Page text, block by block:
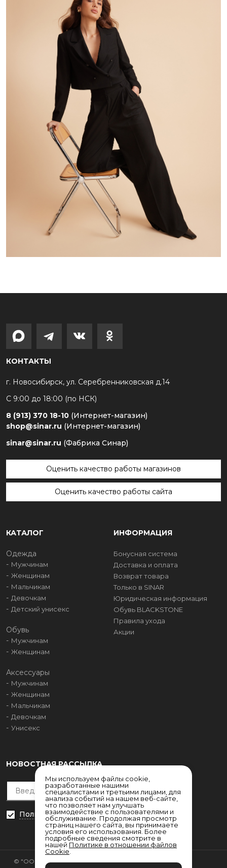
КОНТАКТЫ
г. Новосибирск, ул. Серебренниковская д.14
С 9:00 до 18:00 (по НСК)
8 (913) 370 18-10 (Интернет-магазин)
shop@sinar.ru (Интернет-магазин)
sinar@sinar.ru (Фабрика Синар)
Оценить качество работы магазинов
Оценить качество работы сайта
КАТАЛОГ
Одежда
Мужчинам
Женщинам
Мальчикам
Девочкам
Детский унисекс
Обувь
Мужчинам
Женщинам
Аксессуары
Мужчинам
Женщинам
Мальчикам
Девочкам
Унисекс
ИНФОРМАЦИЯ
Бонусная система
Доставка и оплата
Возврат товара
Только в SINAR
Юридическая информация
Обувь BLACKSTONE
Правила ухода
Акции
НОВОСТНАЯ РАССЫЛКА
Политика конфиденциальности
© "ООО НРС"
Согласие на обработку
Мы используем файлы cookie,
разработанные нашими
специалистами и третьими лицами, для
анализа событий на нашем веб-сайте,
что позволяет нам улучшать
взаимодействие с пользователями и
обслуживание. Продолжая просмотр
страниц нашего сайта, вы принимаете
условия его использования. Более
подробные сведения смотрите в
нашей Политике в отношении файлов
Cookie